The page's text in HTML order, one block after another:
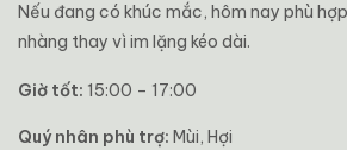
Nếu đang có khúc mắc, hôm nay phù
nhàng thay vì im lặng kéo dài.
Giờ tốt: 15:00 – 17:00
Quý nhân phù trợ: Mùi, Hợi